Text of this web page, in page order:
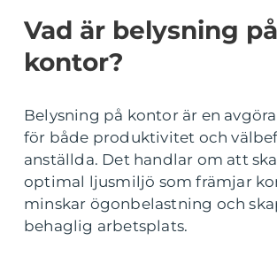
Vad är belysning på
kontor?
Belysning på kontor är en
för både produktivitet och
anställda. Det handlar om att
optimal ljusmiljö som främjar
minskar ögonbelastning och
behaglig arbetsplats.